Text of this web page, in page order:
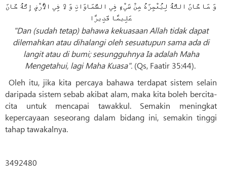
وَ مَا كَانَ اللَّهُ لِيُعْجِزَهُ مِنْ شَيْءٍ فِي السَّمَاوَاتِ وَ لَا فِي الْأَرْضِ إِنَّهُ كَانَ
عَلِيمًا قَدِيرًا
"Dan (sudah tetap) bahawa kekuasaan Allah tidak dapat
dilemahkan atau dihalangi oleh sesuatupun sama ada di
langit atau di bumi; sesungguhnya Ia adalah Maha
Mengetahui, lagi Maha Kuasa".(Qs, Faatir 35:44).
Oleh itu, jika kita percaya bahawa terdapat sistem selain
daripada sistem sebab akibat alam, maka kita boleh bercita-
cita untuk mencapai tawakkul. Semakin meningkat
kepercayaan seseorang dalam bidang ini, semakin tinggi
tahap tawakalnya.
3492480